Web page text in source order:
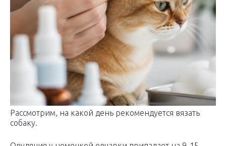
Рассмотрим, на какой день рекомендуется вязать
собаку.